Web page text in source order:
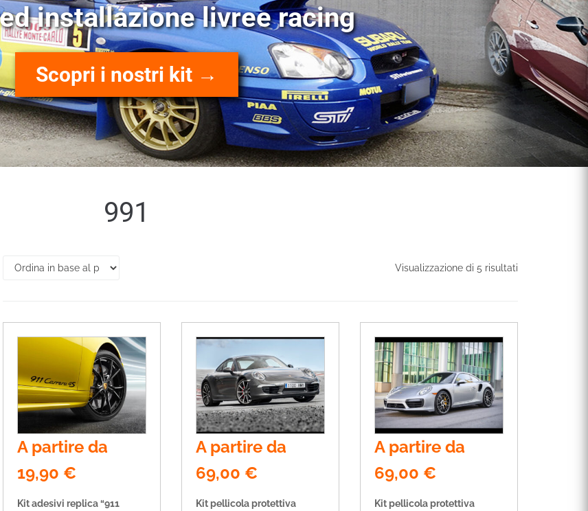
installazione livree racing
Scopri i nostri kit →
991
Visualizzazione di 5 risultati
A partire da
19,90 €
Kit adesivi replica “911
A partire da
69,00 €
Kit pellicola protettiva
A partire da
69,00 €
Kit pellicola protettiva